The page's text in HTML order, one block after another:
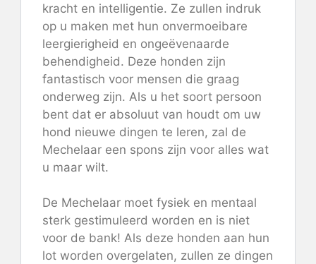
kracht en intelligentie. Ze zullen indruk
op u maken met hun onvermoeibare
leergierigheid en ongeëvenaarde
behendigheid. Deze honden zijn
fantastisch voor mensen die graag
onderweg zijn. Als u het soort persoon
bent dat er absoluut van houdt om uw
hond nieuwe dingen te leren, zal de
Mechelaar een spons zijn voor alles wat
u maar wilt.
De Mechelaar moet fysiek en mentaal
sterk gestimuleerd worden en is niet
voor de bank! Als deze honden aan hun
lot worden overgelaten, zullen ze dingen